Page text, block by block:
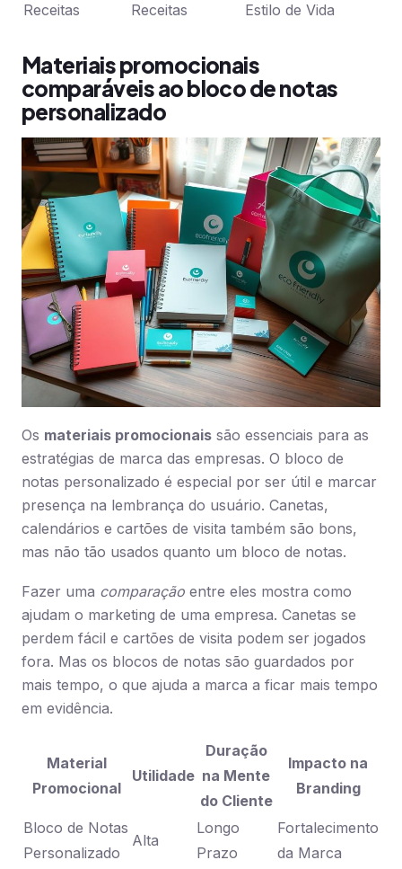
Receitas
Receitas
Estilo de Vida
Materiais promocionais
comparáveis ao bloco de notas
personalizado
Os materiais promocionais são essenciais para as
estratégias de marca das empresas. O bloco de
notas personalizado é especial por ser útil e marcar
presença na lembrança do usuário. Canetas,
calendários e cartões de visita também são bons,
mas não tão usados quanto um bloco de notas.
Fazer uma comparação entre eles mostra como
ajudam o marketing de uma empresa. Canetas se
perdem fácil e cartões de visita podem ser jogados
fora. Mas os blocos de notas são guardados por
mais tempo, o que ajuda a marca a ficar mais tempo
em evidência.
Material
Promocional
Utilidade
Duração
na Mente
do Cliente
Impacto na
Branding
Bloco de Notas
Personalizado
Alta
Longo
Prazo
Fortalecimento
da Marca